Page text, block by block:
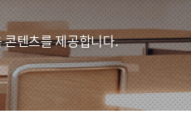
텐츠를 제공합니다.